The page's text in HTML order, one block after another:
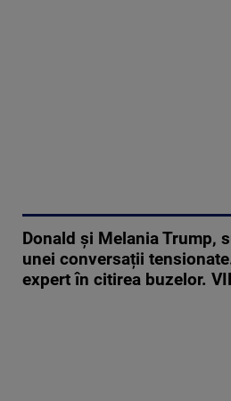
Donald și Melania Trump,
unei conversații
expert în citirea buzelor.